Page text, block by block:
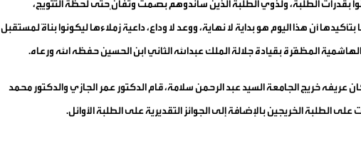
بقدرات الطلبة، ولذوي الطلبة الذين ساندوهم بصمت وتفانٍ حتى لحظة التتويج،
أن هذا اليوم هو بداية لا نهاية، ووعد لا وداع، داعية زملاءها ليكونوا بناةً لمستقبل
المظفّرة بقيادة جلالة الملك عبدالله الثاني ابن الحسين حفظه الله ورعاه.
عريفه خريج الجامعة السيد عبد الرحمن سلامة، قام الدكتور عمر الجازي والدكتور محمد
على الطلبة الخريجين بالإضافة إلى الجوائز التقديرية على الطلبة الأوائل.